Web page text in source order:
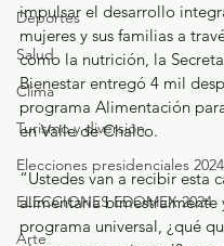
Deportes
Salud
Clima
Turismo y diversión
Elecciones presidenciales 2024
ELECCIONES EDOMEX 2024
Arte
impulsar el desarrollo
mujeres y sus familias a
como la nutrición, la
Bienestar entregó 4 mil
programa Alimentación
en Valle de Chalco.
“Ustedes van a recibir esta
alimentaria bimestralmente
programa universal, ¿qué